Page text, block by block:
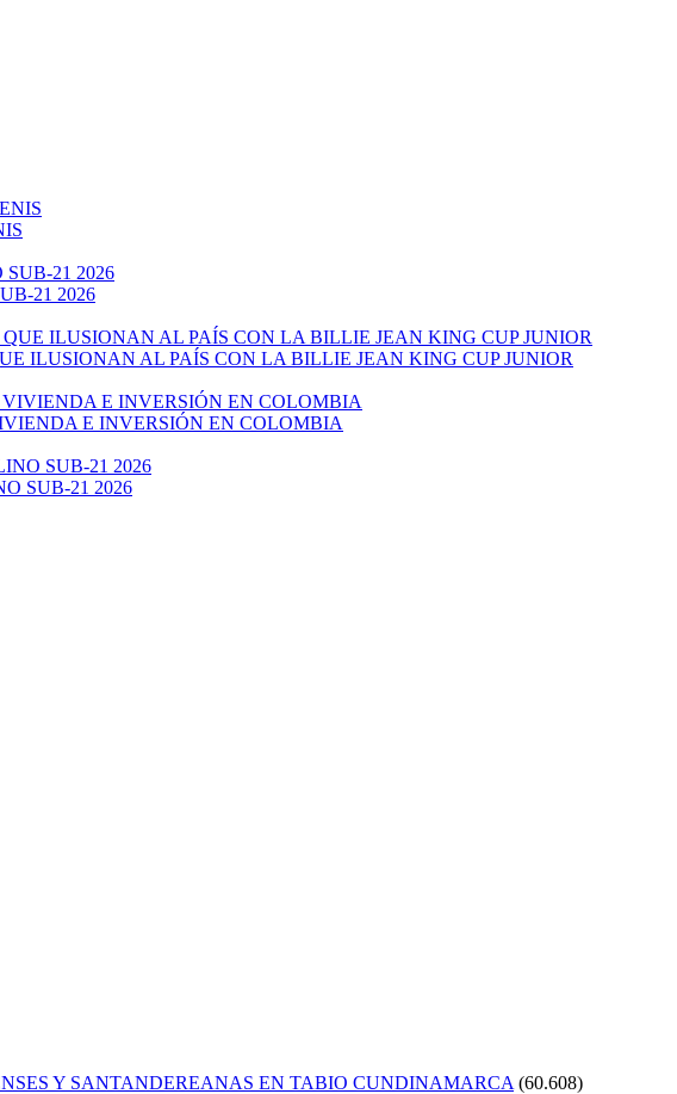
21 2026
ILUSIONAN AL PAÍS CON LA BILLIE JEAN KING CUP JUNIOR
E INVERSIÓN EN COLOMBIA
SUB-21 2026
Y SANTANDEREANAS EN TABIO CUNDINAMARCA (60.608)